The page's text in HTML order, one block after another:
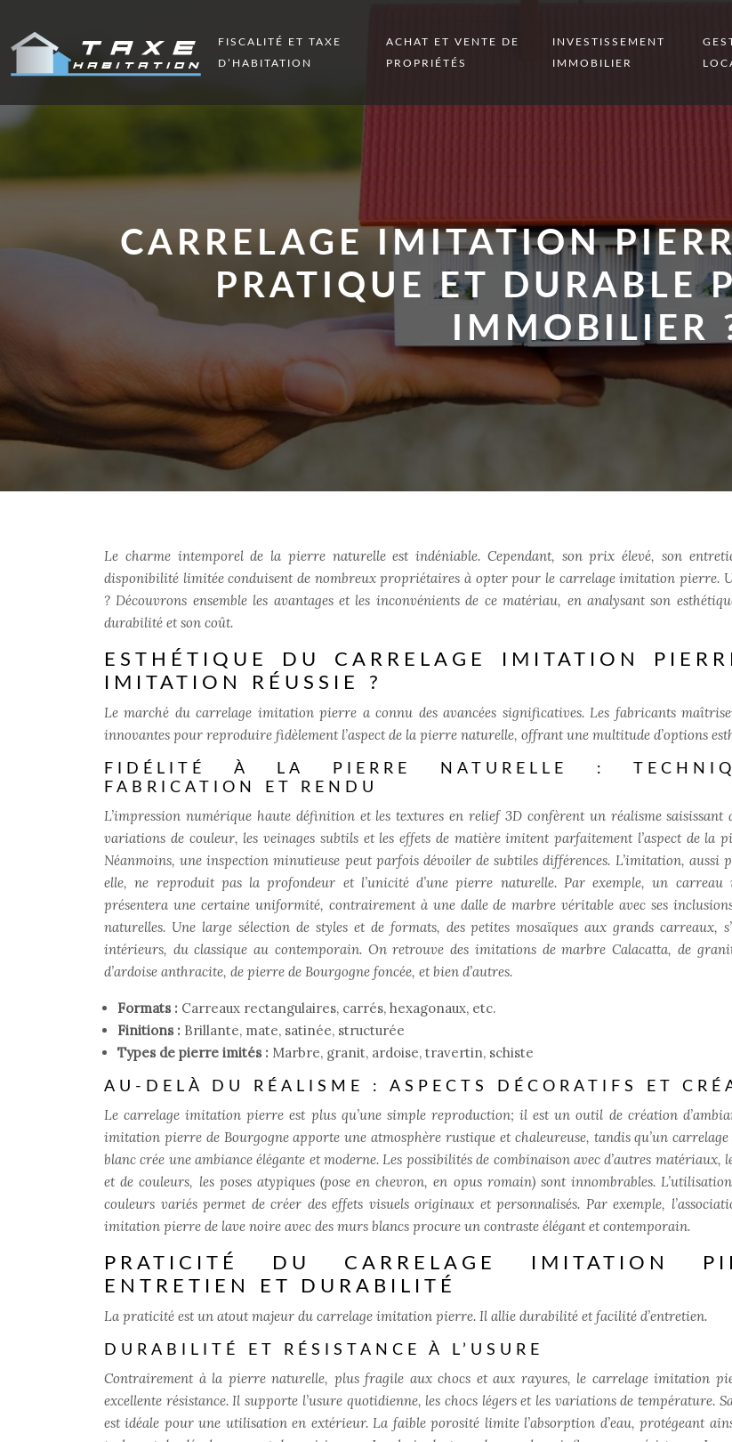
FISCALITÉ ET TAXE
D’HABITATION
ACHAT ET VENTE DE
PROPRIÉTÉS
INVESTISSEMENT
IMMOBILIER
CARRELAGE IMITATION
PRATIQUE ET DURABLE
IMMOBILIER
Le charme intemporel de la pierre naturelle est indéniable. Cependant, son prix élevé, son
disponibilité limitée conduisent de nombreux propriétaires à opter pour le carrelage imitation pierre.
? Découvrons ensemble les avantages et les inconvénients de ce matériau, en analysant son
durabilité et son coût.
ESTHÉTIQUE DU CARRELAGE IMITATION
IMITATION RÉUSSIE ?
Le marché du carrelage imitation pierre a connu des avancées significatives. Les fabricants
innovantes pour reproduire fidèlement l’aspect de la pierre naturelle, offrant une multitude d’options
FIDÉLITÉ À LA PIERRE NATURELLE :
FABRICATION ET RENDU
L’impression numérique haute définition et les textures en relief 3D confèrent un réalisme saisissant
variations de couleur, les veinages subtils et les effets de matière imitent parfaitement l’aspect de la
Néanmoins, une inspection minutieuse peut parfois dévoiler de subtiles différences. L’imitation, aussi
elle, ne reproduit pas la profondeur et l’unicité d’une pierre naturelle. Par exemple, un
présentera une certaine uniformité, contrairement à une dalle de marbre véritable avec ses
naturelles. Une large sélection de styles et de formats, des petites mosaïques aux grands carreaux,
intérieurs, du classique au contemporain. On retrouve des imitations de marbre Calacatta, de
d’ardoise anthracite, de pierre de Bourgogne foncée, et bien d’autres.
Formats : Carreaux rectangulaires, carrés, hexagonaux, etc.
Finitions : Brillante, mate, satinée, structurée
Types de pierre imités : Marbre, granit, ardoise, travertin, schiste
AU-DELÀ DU RÉALISME : ASPECTS DÉCORATIFS ET
Le carrelage imitation pierre est plus qu’une simple reproduction; il est un outil de création
imitation pierre de Bourgogne apporte une atmosphère rustique et chaleureuse, tandis qu’un
blanc crée une ambiance élégante et moderne. Les possibilités de combinaison avec d’autres matériaux,
et de couleurs, les poses atypiques (pose en chevron, en opus romain) sont innombrables.
couleurs variés permet de créer des effets visuels originaux et personnalisés. Par exemple,
imitation pierre de lave noire avec des murs blancs procure un contraste élégant et contemporain.
PRATICITÉ DU CARRELAGE IMITATION
ENTRETIEN ET DURABILITÉ
La praticité est un atout majeur du carrelage imitation pierre. Il allie durabilité et facilité d’entretien.
DURABILITÉ ET RÉSISTANCE À L’USURE
Contrairement à la pierre naturelle, plus fragile aux chocs et aux rayures, le carrelage imitation
excellente résistance. Il supporte l’usure quotidienne, les chocs légers et les variations de température.
est idéale pour une utilisation en extérieur. La faible porosité limite l’absorption d’eau, protégeant